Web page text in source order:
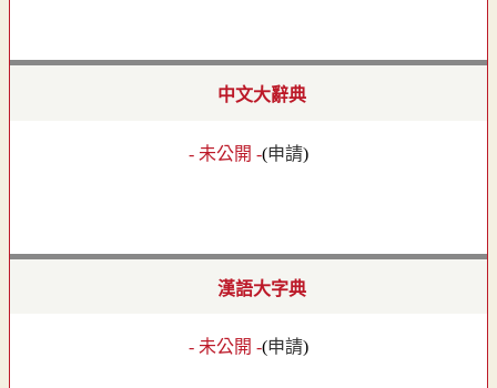
中文大辭典
- 未公開 -(申請)
漢語大字典
- 未公開 -(申請)